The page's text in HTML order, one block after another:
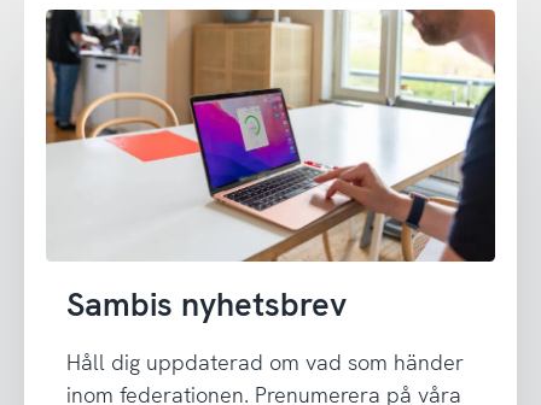
Sambis nyhetsbrev
Håll dig uppdaterad om vad som händer
inom federationen. Prenumerera på våra